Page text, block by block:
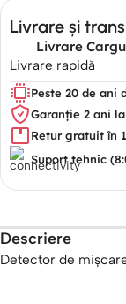
Livrare și
Livrare
Livrare rapidă
Peste 20 de ani
Garanție 2 ani
Retur gratuit în
Suport tehnic
Descriere
Detector de